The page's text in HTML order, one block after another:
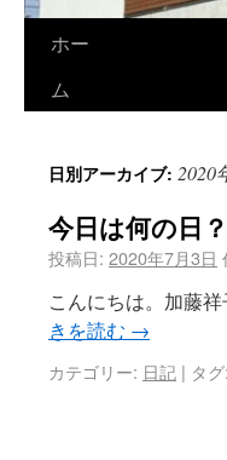
ホー
ム
日別アーカイブ: 2020
今日は何の日
投稿日: 2020年7月3日
こんにちは。加藤
きを読む →
カテゴリー: 日記 | タグ: